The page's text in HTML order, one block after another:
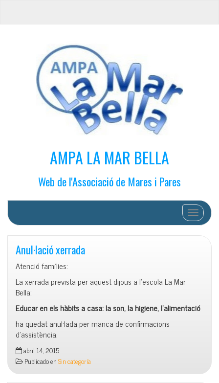
AMPA LA MAR BELLA
Web de l'Associació de Mares i Pares
Cambiar
Anul·lació xerrada
Atenció famílies:
La xerrada prevista per aquest dijous a l’escola La Mar
Bella:
Educar en els hàbits a casa: la son, la higiene, l’alimentació
ha quedat anul·lada per manca de confirmacions
d’assistència.
abril 14, 2015
Publicado enSin categoría